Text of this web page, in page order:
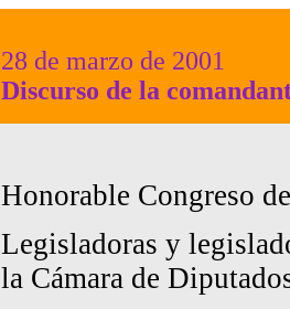
28 de marzo de 2001
Discurso de la
Honorable Congreso
Legisladoras y
la Cámara de